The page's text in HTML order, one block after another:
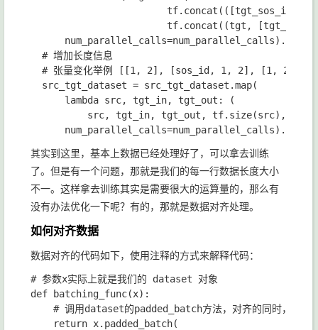
tf. concat (([tgt_sos_id
tf. concat ((tgt , [
num_parallel_calls=num_parallel_calls) .
# 增加长度信息
# 张量变化举例 [[1, 2], [sos_id, 1, 2], [1, 2,
src_tgt_dataset = src_tgt_dataset .map(
lambda src, tgt_in, tgt_out :
(
src, tgt_in, tgt_out , tf. size(src),
num_parallel_calls=num_parallel_calls) .
其实到这里，基本上数据已经处理好了，可以拿去训练
了。但是有一个问题，那就是我们的每一行数据长度大小
不一。这样拿去训练其实是需要很大的运算量的，那么有
没有办法优化一下呢？有的，那就是数据对齐处理。
如何对齐数据
数据对齐的代码如下，使用注释的方式来解释代码：
def
batching_func(x):
# 调用dataset的padded_batch方法，对齐的同时，也对
return x. padded_batch(